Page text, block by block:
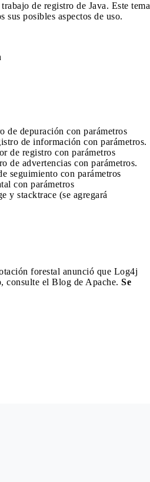
de registro de Java. Este tema
posibles aspectos de uso.
depuración con parámetros
de información con parámetros.
de registro con parámetros
advertencias con parámetros.
seguimiento con parámetros
con parámetros
y stacktrace (se agregará
forestal anunció que Log4j
consulte el Blog de Apache. Se